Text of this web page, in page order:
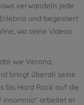
verwandeln jede
und begeistert
wo seine Videos
wie Verona,
bringt überall seine
bis Hard Rock auf die
Insomnia“ arbeitet er